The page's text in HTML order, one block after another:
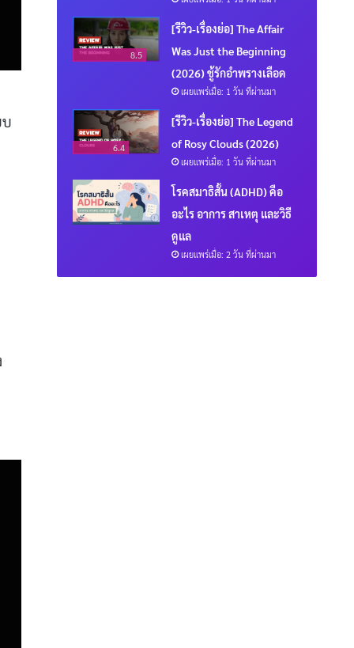
บ
8.5
[รีวิว-เรื่องย่อ] The Affair
Was Just the Beginning
(2026) ชู้รักอำพรางเลือด
เผยแพร่เมื่อ: 1 วัน ที่ผ่านมา
6.4
[รีวิว-เรื่องย่อ] The Legend
of Rosy Clouds (2026)
เผยแพร่เมื่อ: 1 วัน ที่ผ่านมา
โรคสมาธิสั้น (ADHD) คือ
อะไร อาการ สาเหตุ และวิธี
ดูแล
เผยแพร่เมื่อ: 2 วัน ที่ผ่านมา